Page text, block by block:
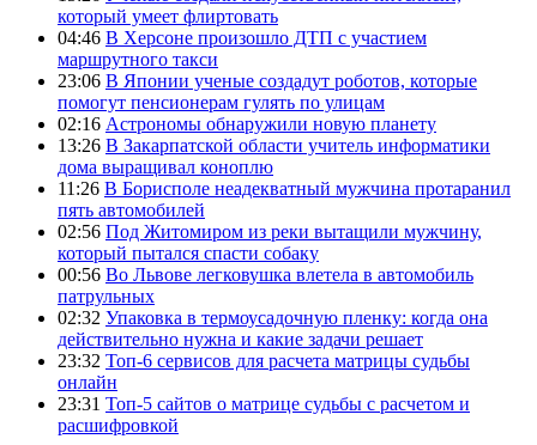
который умеет флиртовать
04:46 В Херсоне произошло ДТП с участием
маршрутного такси
23:06 В Японии ученые создадут роботов, которые
помогут пенсионерам гулять по улицам
02:16 Астрономы обнаружили новую планету
13:26 В Закарпатской области учитель информатики
дома выращивал коноплю
11:26 В Борисполе неадекватный мужчина протаранил
пять автомобилей
02:56 Под Житомиром из реки вытащили мужчину,
который пытался спасти собаку
00:56 Во Львове легковушка влетела в автомобиль
патрульных
02:32 Упаковка в термоусадочную пленку: когда она
действительно нужна и какие задачи решает
23:32 Топ-6 сервисов для расчета матрицы судьбы
онлайн
23:31 Топ-5 сайтов о матрице судьбы с расчетом и
расшифровкой